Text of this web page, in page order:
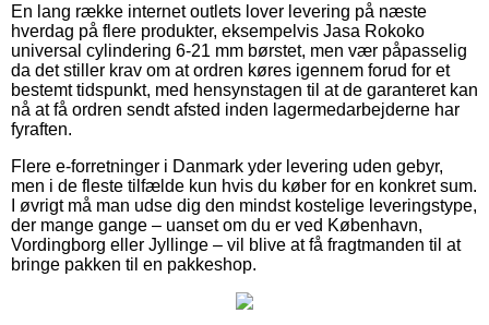
En lang række internet outlets lover levering på næste
hverdag på flere produkter, eksempelvis Jasa Rokoko
universal cylindering 6-21 mm børstet, men vær påpasselig
da det stiller krav om at ordren køres igennem forud for et
bestemt tidspunkt, med hensynstagen til at de garanteret kan
nå at få ordren sendt afsted inden lagermedarbejderne har
fyraften.
Flere e-forretninger i Danmark yder levering uden gebyr,
men i de fleste tilfælde kun hvis du køber for en konkret sum.
I øvrigt må man udse dig den mindst kostelige leveringstype,
der mange gange – uanset om du er ved København,
Vordingborg eller Jyllinge – vil blive at få fragtmanden til at
bringe pakken til en pakkeshop.